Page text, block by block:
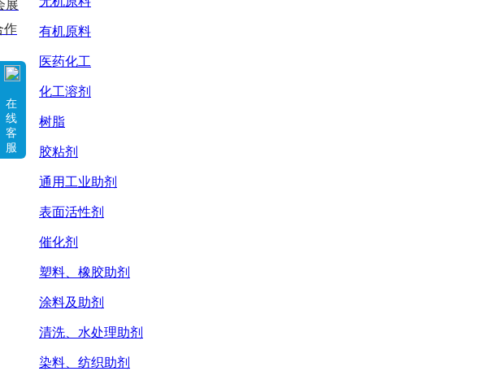
有机原料
医药化工
化工溶剂
树脂
胶粘剂
通用工业助剂
表面活性剂
催化剂
塑料、橡胶助剂
涂料及助剂
清洗、水处理助剂
染料、纺织助剂
展
作
在
线
客
服